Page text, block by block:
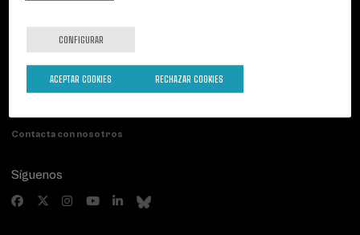
Contacto
Paseo de Miraconcha, 48
20007 Donostia / San Sebastián
Contacta con nosotros
Síguenos
CONFIGURAR
RECHAZAR COOKIES
ACEPTAR COOKIES